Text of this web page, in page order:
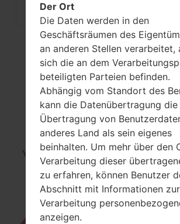
Video
akaLG
Der Ort
Die Daten werden in den
Geschäftsräumen des
an anderen Stellen verarbeitet,
sich die an dem
beteiligten Parteien befinden.
Abhängig vom Standort des
kann die Datenübertragung die
Übertragung von
anderes Land als sein eigenes
beinhalten. Um mehr über den
Verarbeitung dieser
zu erfahren, können Benutzer
Abschnitt mit Informationen zur
Verarbeitung
anzeigen.